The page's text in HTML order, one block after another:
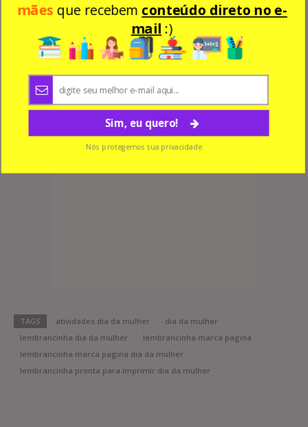
TAGS atividades dia da mulher
dia da mulher
lembrancinha dia da mulher
lembrancinha marca pagina
lembrancinha marca pagina dia da mulher
lembrancinha pronta para imprimir dia da mulher
mães que recebemconteúdo direto no e-
mail :)
Sim, eu quero!
Nós protegemos sua privacidade.